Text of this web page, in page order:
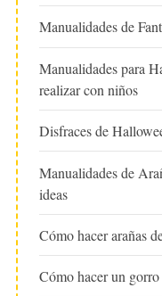
Manualidades de
Manualidades para
realizar con niños
Disfraces de
Manualidades de
ideas
Cómo hacer arañas
Cómo hacer un gorro